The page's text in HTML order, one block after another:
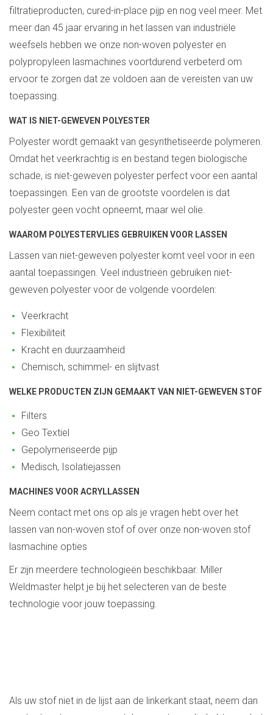
filtratieproducten, cured-in-place pijp en nog veel meer. Met
meer dan 45 jaar ervaring in het lassen van industriële
weefsels hebben we onze non-woven polyester en
polypropyleen lasmachines voortdurend verbeterd om
ervoor te zorgen dat ze voldoen aan de vereisten van uw
toepassing.
WAT IS NIET-GEWEVEN POLYESTER
Polyester wordt gemaakt van gesynthetiseerde polymeren.
Omdat het veerkrachtig is en bestand tegen biologische
schade, is niet-geweven polyester perfect voor een aantal
toepassingen. Een van de grootste voordelen is dat
polyester geen vocht opneemt, maar wel olie.
WAAROM POLYESTERVLIES GEBRUIKEN VOOR LASSEN
Lassen van niet-geweven polyester komt veel voor in een
aantal toepassingen. Veel industrieën gebruiken niet-
geweven polyester voor de volgende voordelen:
Veerkracht
Flexibiliteit
Kracht en duurzaamheid
Chemisch, schimmel- en slijtvast
WELKE PRODUCTEN ZIJN GEMAAKT VAN NIET-GEWEVEN STOF
Filters
Geo Textiel
Gepolymeriseerde pijp
Medisch, Isolatiejassen
MACHINES VOOR ACRYLLASSEN
Neem contact met ons op als je vragen hebt over het
lassen van non-woven stof of over onze non-woven stof
lasmachine opties
Er zijn meerdere technologieën beschikbaar. Miller
Weldmaster helpt je bij het selecteren van de beste
technologie voor jouw toepassing.
Als uw stof niet in de lijst aan de linkerkant staat, neem dan